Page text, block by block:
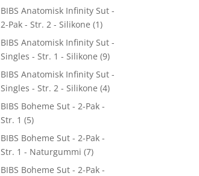
BIBS Anatomisk Infinity Sut -
2-Pak - Str. 2 - Silikone (1)
BIBS Anatomisk Infinity Sut -
Singles - Str. 1 - Silikone (9)
BIBS Anatomisk Infinity Sut -
Singles - Str. 2 - Silikone (4)
BIBS Boheme Sut - 2-Pak -
Str. 1 (5)
BIBS Boheme Sut - 2-Pak -
Str. 1 - Naturgummi (7)
BIBS Boheme Sut - 2-Pak -